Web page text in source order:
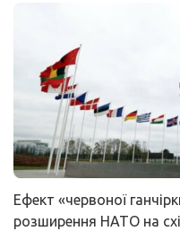
Ефект «червоної
розширення НАТО на